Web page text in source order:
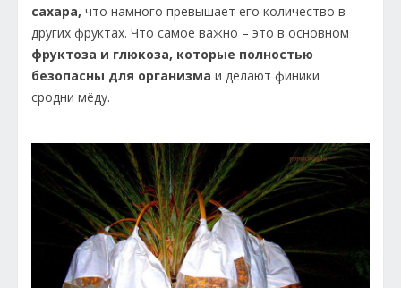
сахара, что намного превышает его количество в
других фруктах. Что самое важно – это в основном
фруктоза и глюкоза, которые полностью
безопасны для организма и делают финики
сродни мёду.